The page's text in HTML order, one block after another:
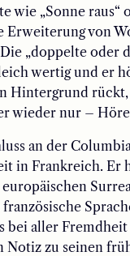
wie „Sonne
Erweiterung von
„doppelte oder
wertig und er
Hintergrund
wieder nur –
an der
in Frankreich.
europäischen
bei aller
Notiz zu seinen